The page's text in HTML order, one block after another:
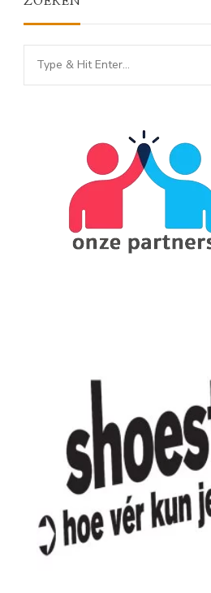
Looking
for